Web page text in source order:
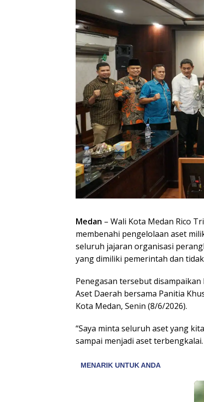
Medan – Wali Kota Medan Rico
membenahi pengelolaan aset
seluruh jajaran organisasi
yang dimiliki pemerintah dan
Penegasan tersebut
Aset Daerah bersama Panitia
Kota Medan, Senin (8/6/2026).
“Saya minta seluruh aset yang
sampai menjadi aset